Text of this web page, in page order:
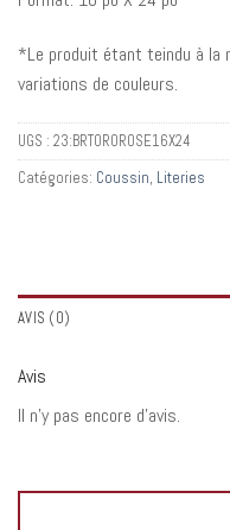
*Le produit étant teindu à la
variations de couleurs.
UGS : 23:BRTOROROSE16X24
Catégories: Coussin, Literies
AVIS (0)
Avis
Il n’y pas encore d’avis.